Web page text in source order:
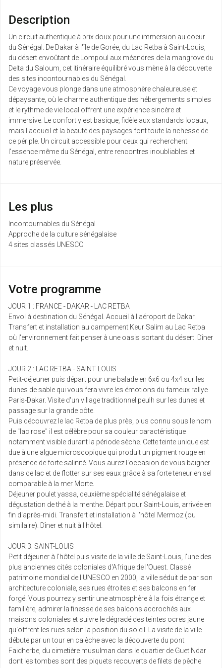
mar.
06
avr.
1051 €
1080 € au lieu de
Retour le
13/04/2027
mer.
07
avr.
764 €
793 € au lieu de
14/04/2027
sam.
10
avr.
1156 €
1185 € au lieu de
Retour le
17/04/2027
mar.
13
mer.
14
avr.
sam.
1115 €
mar.
20
avr.
1051 €/pers.
mer.
21 805 €/pers.
834 € au lieu de
Retour le
28/04/2027
sam.
24
avr.
1148 € /pers.
1177 € au lieu de
Retour le
01/05/2027
mar.
27
avr.
1092 € /pers.
1121 € au lieu de
Retour le
04/05/2027
mer.
28
avr.
775 €/pers.
804 € au lieu de
Retour le
05/05/2027
mai 2027
sam.
01
mai
1148 € /pers.
1689 € au lieu de
Retour le
08/05/2027
mar.
04
mai
1011 €/pers.
1040 € au lieu de
Retour le
11/05/2027
mer.
05
mai
734 €/pers.
763 € au lieu de
Retour le
12/05/2027
sam.
08
mai
1100 €/pers.
1129 € au lieu de
Retour le
15/05/2027
Description
Un circuit authentique à prix doux pour une immersion au coeur
du Sénégal. De Dakar à l'île de Gorée, du Lac Retba à Saint-Louis,
du désert envoûtant de Lompoul aux méandres de la mangrove du
Delta du Saloum, cet itinéraire équilibré vous mène à la découverte
des sites incontournables du Sénégal.
Ce voyage vous plonge dans une atmosphère chaleureuse et
dépaysante, où le charme authentique des hébergements simples
et le rythme de vie local offrent une expérience sincère et
immersive. Le confort y est basique, fidèle aux standards locaux,
mais l'accueil et la beauté des paysages font toute la richesse de
ce périple. Un circuit accessible pour ceux qui recherchent
l'essence même du Sénégal, entre rencontres inoubliables et
nature préservée.
Les plus
Incontournables du Sénégal
Approche de la culture sénégalaise
4 sites classés UNESCO
Votre programme
JOUR 1 : FRANCE - DAKAR - LAC RETBA
Envol à destination du Sénégal. Accueil à l'aéroport de Dakar.
Transfert et installation au campement Keur Salim au Lac Retba
où l'environnement fait penser à une oasis sortant du désert. Dîner
et nuit.
JOUR 2 : LAC RETBA - SAINT LOUIS
Petit-déjeuner puis départ pour une balade en 6x6 ou 4x4 sur les
dunes de sable qui vous fera vivre les émotions du fameux rallye
Paris-Dakar. Visite d'un village traditionnel peulh sur les dunes et
passage sur la grande côte.
Puis découvrez le lac Retba de plus près, plus connu sous le nom
de "lac rose" il est célèbre pour sa couleur caractéristique
notamment visible durant la période sèche. Cette teinte unique est
due à une algue microscopique qui produit un pigment rouge en
présence de forte salinité. Vous aurez l'occasion de vous baigner
dans ce lac et de flotter sur ses eaux grâce à sa forte teneur en sel
comparable à la mer Morte.
Déjeuner poulet yassa, deuxième spécialité sénégalaise et
dégustation de thé à la menthe. Départ pour Saint-Louis, arrivée en
fin d'après-midi. Transfert et installation à l'hôtel Mermoz (ou
similaire). Dîner et nuit à l'hôtel.
JOUR 3: SAINT-LOUIS
Petit déjeuner à l'hôtel puis visite de la ville de Saint-Louis, l'une des
plus anciennes cités coloniales d'Afrique de l'Ouest. Classé
patrimoine mondial de l'UNESCO en 2000, la ville séduit de par son
architecture coloniale, ses rues étroites et ses balcons en fer
forgé. Vous pourrez y sentir une atmosphère à la fois étrange et
familière, admirer la finesse de ses balcons accrochés aux
maisons coloniales et suivre le dégradé des teintes ocres jaune
qu'offrent les rues selon la position du soleil. La visite de la ville
débute par un tour en calèche avec la découverte du pont
Faidherbe, du cimetière musulman dans le quartier de Guet Ndar
dont les tombes sont des piquets recouverts de filets de pêche